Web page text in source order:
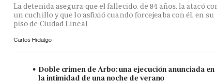
La detenida asegura que el fallecido, de 84 años, la atacó
un cuchillo y que lo asfixió cuando forcejeaba con él, en su
piso de Ciudad Lineal
Carlos Hidalgo
Doble crimen de Arbo: una ejecución anunciada en
la intimidad de una noche de verano